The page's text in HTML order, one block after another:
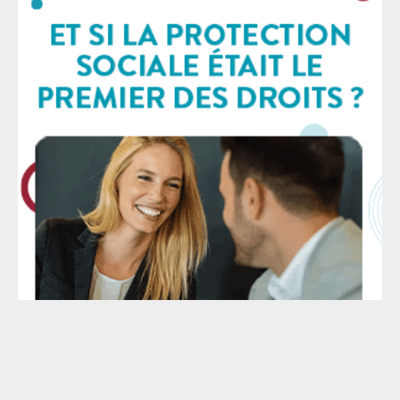
légalité des tirs et inverse la charge de la preuve :
l’usage de leur arme à feu par les forces de l’ordre
sera considéré, a priori, comme étant légal, c’est-à-
dire nécessaire et proportionné. Il appartiendra au
procureur – en pratique aux familles des victimes – de
démontrer que le tir mortel n’était pas justifié. Ce
texte s’inscrit dans le bilan déjà alarmant de la loi
Cazeneuve de 2017 et la création de l’article L.435-1 du
Code de la sécurité intérieure : elle autorise les
policiers à utiliser leur arme dès lors qu’ils estiment
que les occupants d’un véhicule sont susceptibles
d’être dangereux — ce qui laisse les agents seuls
juges d’une situation pouvant s’avérer mortelle.
Depuis son adoption, au moins